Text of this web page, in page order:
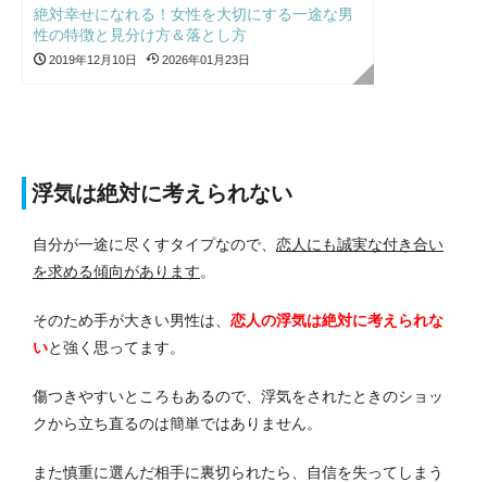
絶対幸せになれる！女性を大切にする一途な男
性の特徴と見分け方＆落とし方
2019年12月10日 2026年01月23日
浮気は絶対に考えられない
自分が一途に尽くすタイプなので、 恋人にも誠実な付き合い
を求める傾向があります。
そのため手が大きい男性は、 恋人の浮気は絶対に考えられな
いと強く思ってます。
傷つきやすいところもあるので、浮気をされたときのショッ
クから立ち直るのは簡単ではありません。
また慎重に選んだ相手に裏切られたら、自信を失ってしまう